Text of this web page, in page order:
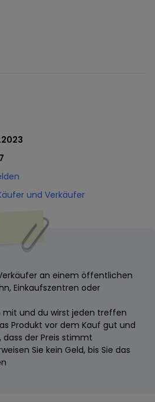
und Verkäufer
an einem öffentlichen
Einkaufszentren oder
und du wirst jeden treffen
Produkt vor dem Kauf gut und
dass der Preis stimmt
Sie kein Geld, bis Sie das